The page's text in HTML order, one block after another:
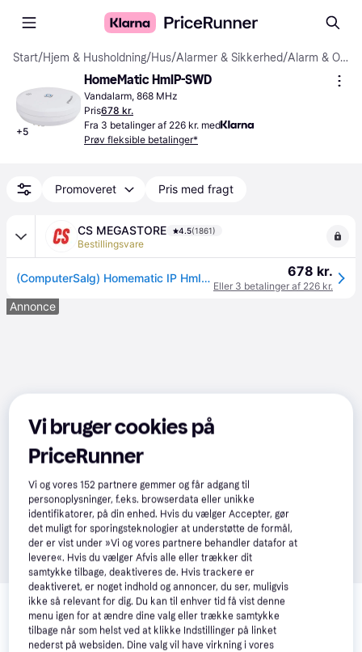
Start/Hjem & Husholdning/Hus/Alarmer & Sikkerhed/ Alarm & Overvågning
+5
HomeMatic HmIP-SWD
Vandalarm, 868 MHz
Pris678 kr.
Fra 3 betalinger af 226 kr. med
Prøv fleksible betalinger*
Promoveret Pris med fragt
CS MEGASTORE 4.5(1861)
Bestillingsvare
(ComputerSalg) Homematic IP HmIP-SWD, Sensmitter, Hvid, Trådløs, 230 m, 77 dB, 868.0-868.6 869.4-869.65 MHz 678 kr.
Eller 3 betalinger af 226 kr.
Annonce
Relaterede produkter
Se vores forslag til andre produkter, der matcher dine
interesser. Vis alle
Vi bruger cookies på
PriceRunner
Vi og vores152 partnere gemmer og får adgang til
personoplysninger, f.eks. browserdata eller unikke
identifikatorer, på din enhed. Hvis du vælger Accepter, gør
det muligt for sporingsteknologier at understøtte de formål,
der er vist under »Vi og vores partnere behandler datafor at
levere«. Hvis du vælger Afvis alle eller trækker dit
samtykke tilbage, deaktiveres de. Hvis trackere er
deaktiveret, er noget indhold og annoncer, du ser, muligvis
ikke så relevant for dig. Du kan til enhver tid få vist denne
menu igen for at ændre dine valg eller trække samtykke
tilbage når som helst ved at klikke Indstillinger på linket
nederst på websiden. Dine valg vil have virkning i vores